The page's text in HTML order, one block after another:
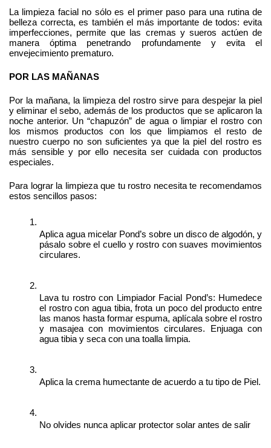
La limpieza facial no sólo es el primer paso para una rutina de
belleza correcta, es también el más importante de todos: evita
imperfecciones, permite que las cremas y sueros actúen de
manera óptima penetrando profundamente y evita el
envejecimiento prematuro.
POR LAS MAÑANAS
Por la mañana, la limpieza del rostro sirve para despejar la piel
y eliminar el sebo, además de los productos que se aplicaron la
noche anterior. Un “chapuzón” de agua o limpiar el rostro con
los mismos productos con los que limpiamos el resto de
nuestro cuerpo no son suficientes ya que la piel del rostro es
más sensible y por ello necesita ser cuidada con productos
especiales.
Para lograr la limpieza que tu rostro necesita te recomendamos
estos sencillos pasos:
Aplica agua micelar Pond’s sobre un disco de algodón, y
pásalo sobre el cuello y rostro con suaves movimientos
circulares.
Lava tu rostro con Limpiador Facial Pond’s: Humedece
el rostro con agua tibia, frota un poco del producto entre
las manos hasta formar espuma, aplícala sobre el rostro
y masajea con movimientos circulares. Enjuaga con
agua tibia y seca con una toalla limpia.
Aplica la crema humectante de acuerdo a tu tipo de Piel.
No olvides nunca aplicar protector solar antes de salir